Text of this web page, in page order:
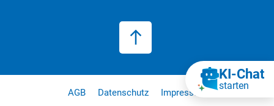
AGB Datenschutz
Impressum
KI‑Chat
starten